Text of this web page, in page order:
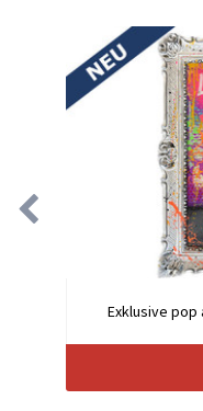
Exklusive pop